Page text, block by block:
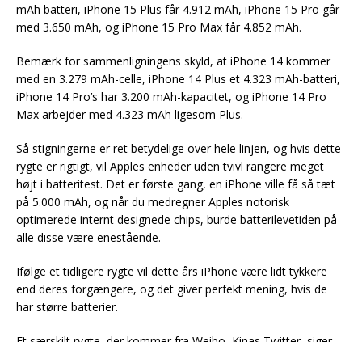
mAh batteri, iPhone 15 Plus får 4.912 mAh, iPhone 15 Pro går
med 3.650 mAh, og iPhone 15 Pro Max får 4.852 mAh.
Bemærk for sammenligningens skyld, at iPhone 14 kommer
med en 3.279 mAh-celle, iPhone 14 Plus et 4.323 mAh-batteri,
iPhone 14 Pro’s har 3.200 mAh-kapacitet, og iPhone 14 Pro
Max arbejder med 4.323 mAh ligesom Plus.
Så stigningerne er ret betydelige over hele linjen, og hvis dette
rygte er rigtigt, vil Apples enheder uden tvivl rangere meget
højt i batteritest. Det er første gang, en iPhone ville få så tæt
på 5.000 mAh, og når du medregner Apples notorisk
optimerede internt designede chips, burde batterilevetiden på
alle disse være enestående.
Ifølge et tidligere rygte vil dette års iPhone være lidt tykkere
end deres forgængere, og det giver perfekt mening, hvis de
har større batterier.